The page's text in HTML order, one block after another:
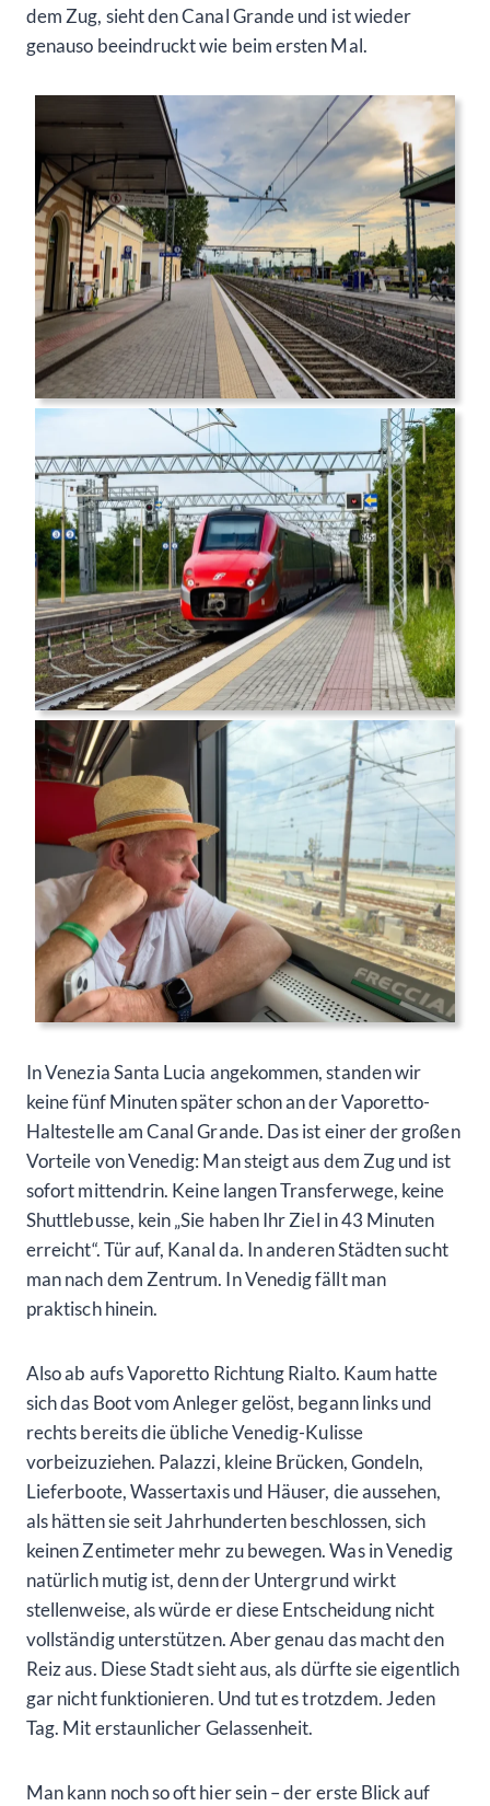
dem Zug, sieht den Canal Grande und ist wieder
genauso beeindruckt wie beim ersten Mal.
In Venezia Santa Lucia angekommen, standen wir
keine fünf Minuten später schon an der Vaporetto-
Haltestelle am Canal Grande. Das ist einer der großen
Vorteile von Venedig: Man steigt aus dem Zug und ist
sofort mittendrin. Keine langen Transferwege, keine
Shuttlebusse, kein „Sie haben Ihr Ziel in 43 Minuten
erreicht“. Tür auf, Kanal da. In anderen Städten sucht
man nach dem Zentrum. In Venedig fällt man
praktisch hinein.
Also ab aufs Vaporetto Richtung Rialto. Kaum hatte
sich das Boot vom Anleger gelöst, begann links und
rechts bereits die übliche Venedig-Kulisse
vorbeizuziehen. Palazzi, kleine Brücken, Gondeln,
Lieferboote, Wassertaxis und Häuser, die aussehen,
als hätten sie seit Jahrhunderten beschlossen, sich
keinen Zentimeter mehr zu bewegen. Was in Venedig
natürlich mutig ist, denn der Untergrund wirkt
stellenweise, als würde er diese Entscheidung nicht
vollständig unterstützen. Aber genau das macht den
Reiz aus. Diese Stadt sieht aus, als dürfte sie eigentlich
gar nicht funktionieren. Und tut es trotzdem. Jeden
Tag. Mit erstaunlicher Gelassenheit.
Man kann noch so oft hier sein – der erste Blick auf